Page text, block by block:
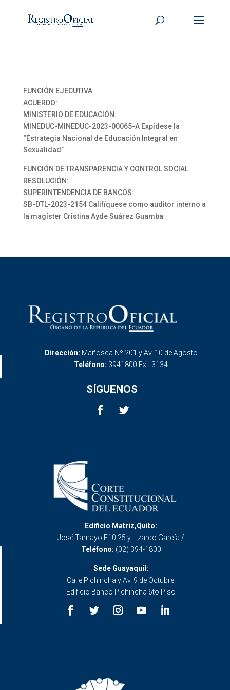
FUNCIÓN EJECUTIVA
ACUERDO:
MINISTERIO DE EDUCACIÓN:
MINEDUC-MINEDUC-2023-00065-A Expídese la
“Estrategia Nacional de Educación Integral en
Sexualidad”
FUNCIÓN DE TRANSPARENCIA Y CONTROL SOCIAL
RESOLUCIÓN:
SUPERINTENDENCIA DE BANCOS:
SB-DTL-2023-2154 Califíquese como auditor interno a
la magíster Cristina Ayde Suárez Guamba
Dirección: Mañosca Nº 201 y Av. 10 de Agosto
Teléfono: 3941800 Ext. 3134
SÍGUENOS
Edificio Matriz,Quito:
José Tamayo E10 25 y Lizardo García /
Teléfono: (02) 394-1800
Sede Guayaquil:
Calle Pichincha y Av. 9 de Octubre.
Edificio Banco Pichincha 6to Piso